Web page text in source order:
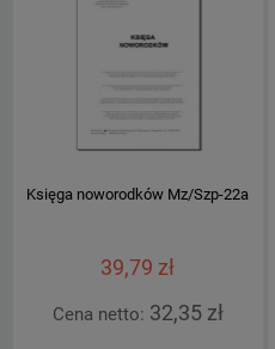
Księga noworodków Mz/Szp-22a
39,79 zł
Cena netto: 32,35 zł